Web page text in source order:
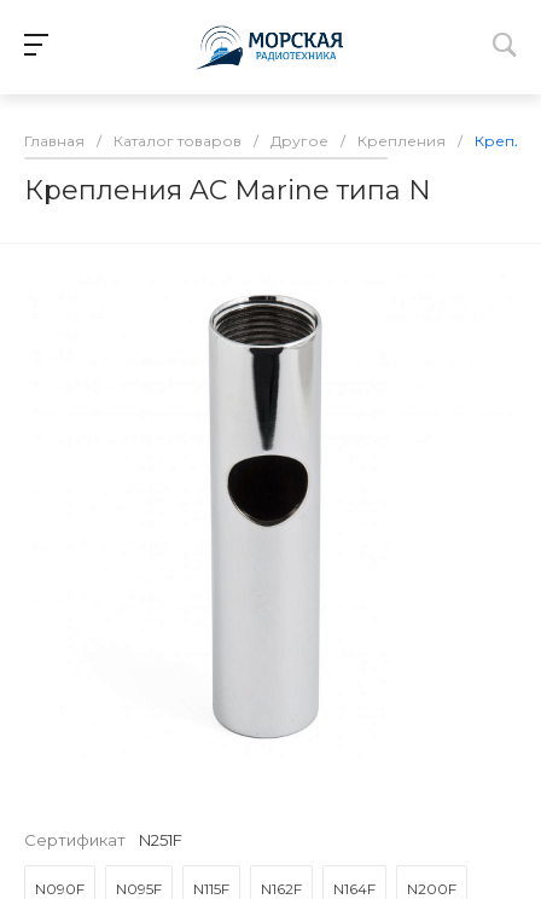
Главная / Каталог товаров / Другое / Крепления /
Крепления AC Marine типа N
Сертификат N251F
N090F N095F N115F N162F N164F N200F